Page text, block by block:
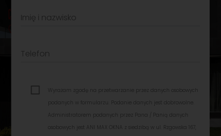
Imię i nazwisko
Telefon
Wyrażam zgodę na przetwarzanie przez danych osobowych
podanych w formularzu. Podanie danych jest dobrowolne.
Administratorem podanych przez Pana / Panią danych
osobowych jest ANI MAX OKNA z siedzibą w ul. Rzgowska 167,
biuro@animaxokna.pl